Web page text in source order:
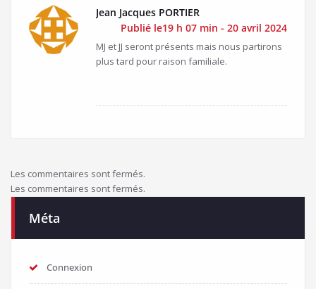
Jean Jacques PORTIER
Publié le19 h 07 min - 20 avril 2024
MJ et JJ seront présents mais nous partirons
plus tard pour raison familiale.
Les commentaires sont fermés.
Les commentaires sont fermés.
Méta
Connexion